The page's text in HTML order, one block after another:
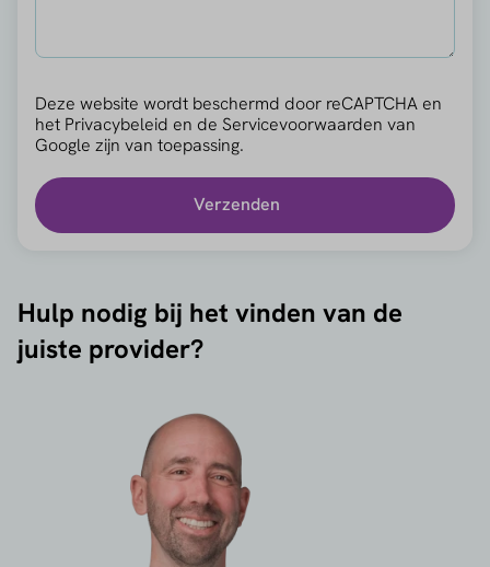
Deze website wordt beschermd door reCAPTCHA en
het Privacybeleid en de Servicevoorwaarden van
Google zijn van toepassing.
Verzenden
Hulp nodig bij het vinden van de
juiste provider?